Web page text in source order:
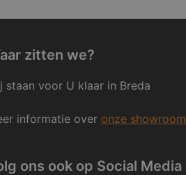
zitten we?
staan voor U klaar in Breda
informatie over onze showroom
ons ook op Social Media